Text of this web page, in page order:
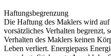
Haftungsbegrenzung
Die Haftung des Maklers wird auf
vorsätzliches Verhalten begrenzt,
Verhalten des Maklers keinen
Leben verliert. Energiepass